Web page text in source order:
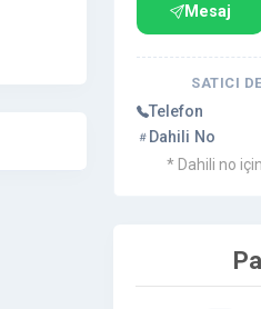
Mesaj
SATICI
Telefon
Dahili No
* Dahili no